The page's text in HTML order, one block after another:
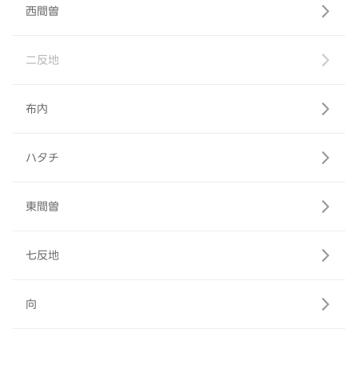
西間曽
二反地
布内
ハタチ
東間曽
七反地
向